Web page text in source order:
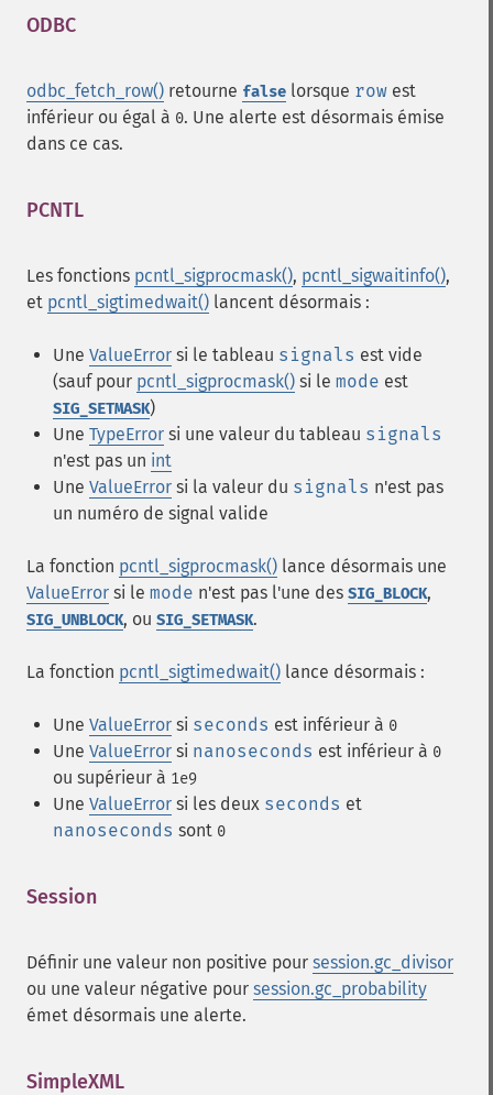
ODBC
odbc_fetch_row() retourne false lorsque row est
inférieur ou égal à 0. Une alerte est désormais émise
dans ce cas.
PCNTL
Les fonctions pcntl_sigprocmask(), pcntl_sigwaitinfo(),
et pcntl_sigtimedwait() lancent désormais :
Une ValueError si le tableau signals est vide
(sauf pour pcntl_sigprocmask() si le mode est
SIG_SETMASK)
Une TypeError si une valeur du tableau signals
n'est pas un int
Une ValueError si la valeur du signals n'est pas
un numéro de signal valide
La fonction pcntl_sigprocmask() lance désormais une
ValueError si le mode n'est pas l'une des SIG_BLOCK,
SIG_UNBLOCK, ou SIG_SETMASK.
La fonction pcntl_sigtimedwait() lance désormais :
Une ValueError si seconds est inférieur à 0
Une ValueError si nanoseconds est inférieur à 0
ou supérieur à 1e9
Une ValueError si les deux seconds et
nanoseconds sont 0
Session
Définir une valeur non positive pour session.gc_divisor
ou une valeur négative pour session.gc_probability
émet désormais une alerte.
SimpleXML